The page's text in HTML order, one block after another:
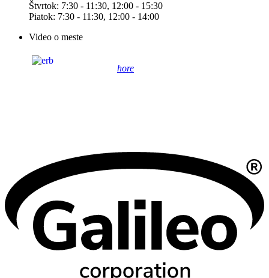
Štvrtok: 7:30 - 11:30, 12:00 - 15:30
Piatok: 7:30 - 11:30, 12:00 - 14:00
Video o meste
hore